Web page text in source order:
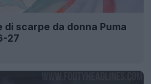
scarpe da donna Puma
27